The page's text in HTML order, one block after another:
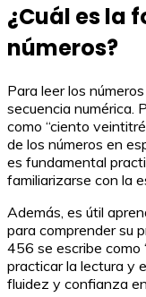
¿Cuál es la
números?
Para leer los
secuencia numérica.
como “ciento
de los números en
es fundamental
familiarizarse con la
Además, es útil
para comprender su
456 se escribe como
practicar la lectura y
fluidez y confianza